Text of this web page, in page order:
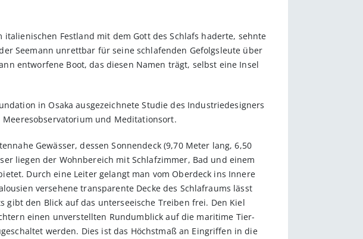
Festland mit dem Gott des Schlafs haderte, sehnte
Seemann unrettbar für seine schlafenden Gefolgsleute über
entworfene Boot, das diesen Namen trägt, selbst eine Insel
in Osaka ausgezeichnete Studie des Industriedesigners
und Meditationsort.
Gewässer, dessen Sonnendeck (9,70 Meter lang, 6,50
liegen der Wohnbereich mit Schlafzimmer, Bad und einem
Durch eine Leiter gelangt man vom Oberdeck ins Innere
versehene transparente Decke des Schlafraums lässt
den Blick auf das unterseeische Treiben frei. Den Kiel
einen unverstellten Rundumblick auf die maritime Tier-
werden. Dies ist das Höchstmaß an Eingriffen in die